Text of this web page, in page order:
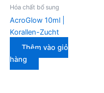
Hóa chất bổ sung
AcroGlow 10ml |
Korallen-Zucht
Thêm vào giỏ
hàng